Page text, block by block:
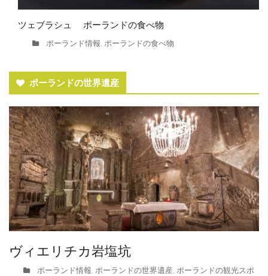
ツェブラシュ ポーランドの食べ物
ポーランド情報, ポーランドの食べ物
ポーランドの世界遺産
ヴィエリチカ岩塩坑
ポーランド情報, ポーランドの世界遺産, ポーランドの観光スポ